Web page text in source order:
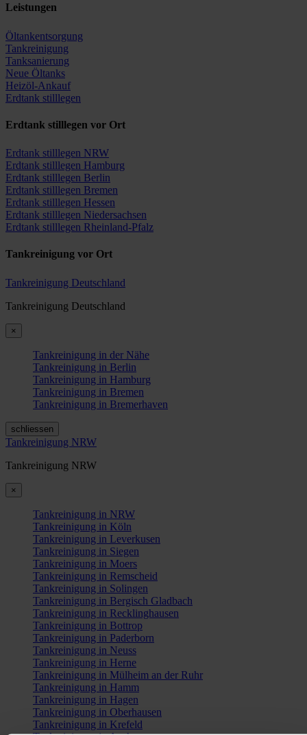
Leistungen
Öltankentsorgung
Tankreinigung
Tanksanierung
Neue Öltanks
Heizöl-Ankauf
Erdtank stilllegen
Erdtank stilllegen vor Ort
Erdtank stilllegen NRW
Erdtank stilllegen Hamburg
Erdtank stilllegen Berlin
Erdtank stilllegen Bremen
Erdtank stilllegen Hessen
Erdtank stilllegen Niedersachsen
Erdtank stilllegen Rheinland-Pfalz
Tankreinigung vor Ort
Tankreinigung Deutschland
Tankreinigung Deutschland
×
Tankreinigung in der Nähe
Tankreinigung in Berlin
Tankreinigung in Hamburg
Tankreinigung in Bremen
Tankreinigung in Bremerhaven
schliessen
Tankreinigung NRW
Tankreinigung NRW
×
Tankreinigung in NRW
Tankreinigung in Köln
Tankreinigung in Leverkusen
Tankreinigung in Siegen
Tankreinigung in Moers
Tankreinigung in Remscheid
Tankreinigung in Solingen
Tankreinigung in Bergisch Gladbach
Tankreinigung in Recklinghausen
Tankreinigung in Bottrop
Tankreinigung in Paderborn
Tankreinigung in Neuss
Tankreinigung in Herne
Tankreinigung in Mülheim an der Ruhr
Tankreinigung in Hamm
Tankreinigung in Hagen
Tankreinigung in Oberhausen
Tankreinigung in Krefeld